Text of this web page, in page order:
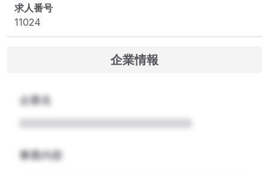
求人番号
11024
企業情報
企業名
事業内容